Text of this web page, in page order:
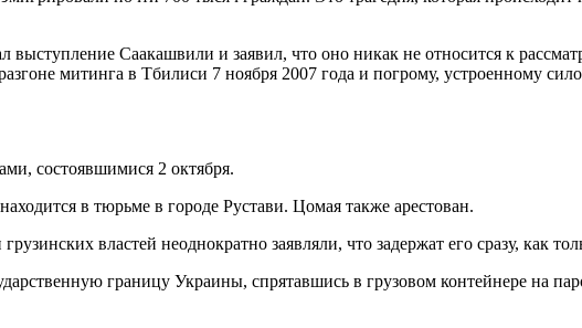
Саакашвили и заявил, что оно никак не относится к
митинга в Тбилиси 7 ноября 2007 года и погрому, устроенному
состоявшимися 2 октября.
в тюрьме в городе Рустави. Цомая также арестован.
властей неоднократно заявляли, что задержат его сразу, как
границу Украины, спрятавшись в грузовом контейнере на